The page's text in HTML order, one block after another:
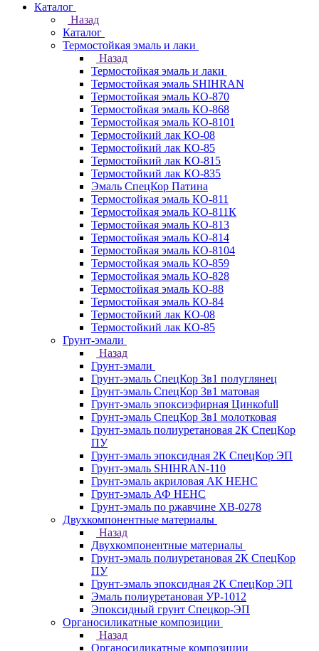
Каталог
Назад
Каталог
Термостойкая эмаль и лаки
Назад
Термостойкая эмаль и лаки
Термостойкая эмаль SHIHRAN
Термостойкая эмаль КО-870
Термостойкая эмаль КО-868
Термостойкая эмаль КО-8101
Термостойкий лак КО-08
Термостойкий лак КО-85
Термостойкий лак КО-815
Термостойкий лак КО-835
Эмаль СпецКор Патина
Термостойкая эмаль КО-811
Термостойкая эмаль КО-811К
Термостойкая эмаль КО-813
Термостойкая эмаль КО-814
Термостойкая эмаль КО-8104
Термостойкая эмаль КО-859
Термостойкая эмаль КО-828
Термостойкая эмаль КО-88
Термостойкая эмаль КО-84
Термостойкий лак КО-08
Термостойкий лак КО-85
Грунт-эмали
Назад
Грунт-эмали
Грунт-эмаль СпецКор 3в1 полуглянец
Грунт-эмаль СпецКор 3в1 матовая
Грунт-эмаль эпоксиэфирная Цинкоfull
Грунт-эмаль СпецКор 3в1 молотковая
Грунт-эмаль полиуретановая 2К СпецКор
ПУ
Грунт-эмаль эпоксидная 2К СпецКор ЭП
Грунт-эмаль SHIHRAN-110
Грунт-эмаль акриловая АК НЕНС
Грунт-эмаль АФ НЕНС
Грунт-эмаль по ржавчине ХВ-0278
Двухкомпонентные материалы
Назад
Двухкомпонентные материалы
Грунт-эмаль полиуретановая 2К СпецКор
ПУ
Грунт-эмаль эпоксидная 2К СпецКор ЭП
Эмаль полиуретановая УР-1012
Эпоксидный грунт Спецкор-ЭП
Органосиликатные композиции
Назад
Органосиликатные композиции